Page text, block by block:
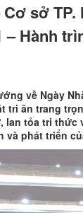
sở
– Hành
về Ngày
tri ân trang
lan tỏa tri
phát triển